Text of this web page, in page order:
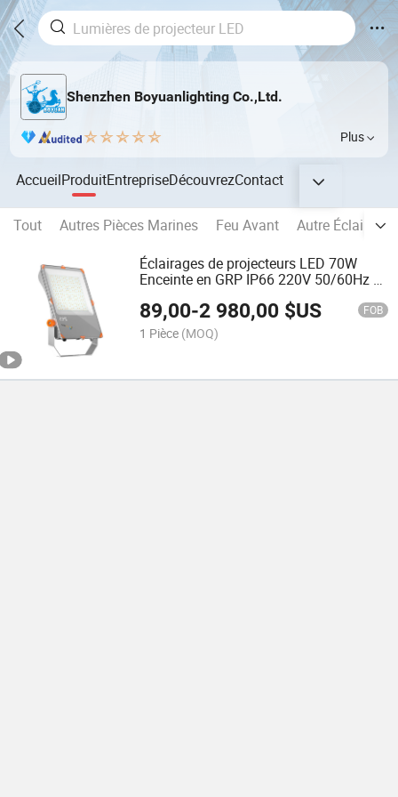
Shenzhen Boyuanlighting Co.,Ltd.
Plus
AccueilProduitEntrepriseDécouvrezContact
Tout Autres Pièces Marines Feu Avant
Autre Éclairage
Éclairages de projecteurs LED 70W
Enceinte en GRP IP66 220V 50/60Hz et
20W/30W/50W/80W/100W/120W/
Usine en Chine
89,00-2 980,00 $US FOB
1 Pièce (MOQ)